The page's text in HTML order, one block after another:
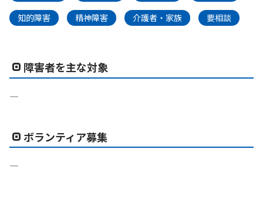
知的障害 精神障害 介護者・家族 要相談
障害者を主な対象
―
ボランティア募集
―